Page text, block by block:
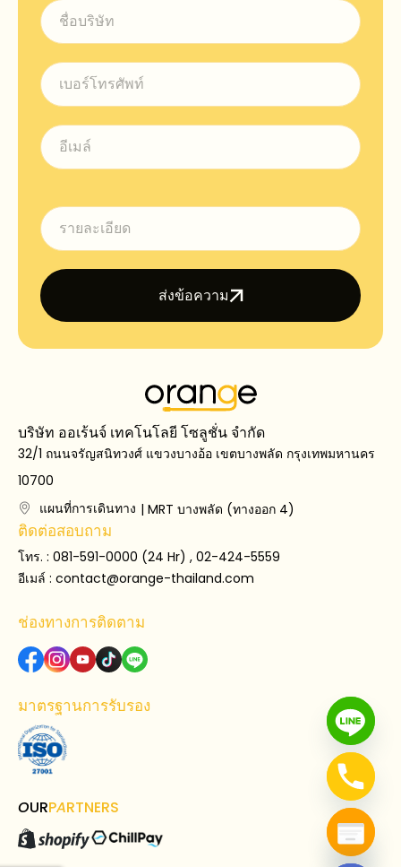
ส่งข้อความ
บริษัท ออเร้นจ์ เทคโนโลยี โซลูชั่น จำกัด
32/1 ถนนจรัญสนิทวงศ์ แขวงบางอ้อ เขตบางพลัด กรุงเทพมหานคร
10700
แผนที่การเดินทาง | MRT บางพลัด (ทางออก 4)
ติดต่อสอบถาม
โทร. : 081-591-0000 (24 Hr) , 02-424-5559
อีเมล์ : contact@orange-thailand.com
ช่องทางการติดตาม
มาตรฐานการรับรอง
OURPARTNERS
Hide chaty